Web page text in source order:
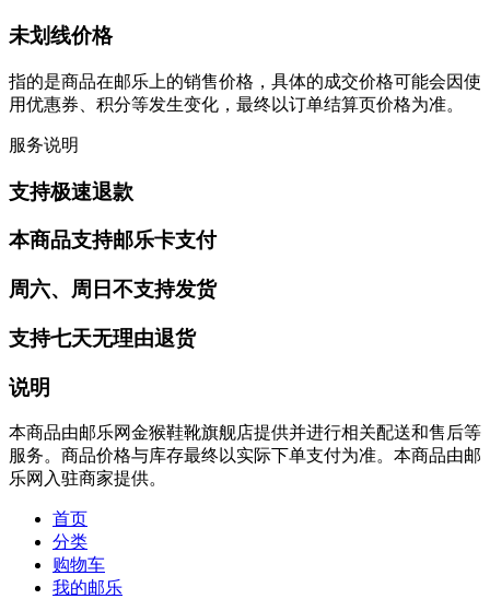
未划线价格
指的是商品在邮乐上的销售价格，具体的成交价格可能会因使
用优惠券、积分等发生变化，最终以订单结算页价格为准。
服务说明
支持极速退款
本商品支持邮乐卡支付
周六、周日不支持发货
支持七天无理由退货
说明
本商品由邮乐网金猴鞋靴旗舰店提供并进行相关配送和售后等
服务。商品价格与库存最终以实际下单支付为准。本商品由邮
乐网入驻商家提供。
首页
分类
购物车
我的邮乐